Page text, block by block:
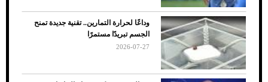
وداعًا لحرارة التمارين.. تقنية جديدة تمنح
الجسم تبريدًا مستمرًا
2026-07-27